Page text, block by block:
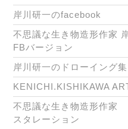
岸川研一のfacebook
不思議な生き物造形作家
FBバージョン
岸川研一のドローイング
KENICHI.KISHIKAWA
不思議な生き物造形作
スタレーション